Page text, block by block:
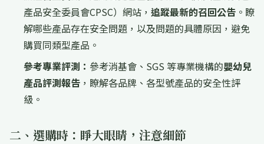
產品安全委員會CPSC）網站， 追蹤最新的召回公告 。瞭
解哪些產品存在安全問題，以及問題的具體原因，避免
購買同類型產品。
參考專業評測： 參考消基會、SGS 等專業機構的嬰幼兒
產品評測報告 ，瞭解各品牌、各型號產品的安全性評
級。
二、選購時：睜大眼睛，注意細節